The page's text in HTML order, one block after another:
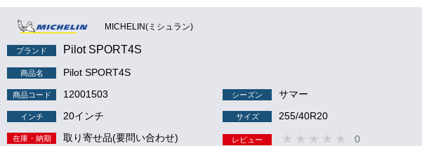
MICHELIN(ミシュラン)
ブランド Pilot SPORT4S
商品名 Pilot SPORT4S
商品コード 12001503 シーズン サマー
インチ 20インチ サイズ 255/40R20
在庫・納期 取り寄せ品(要問い合わせ) レビュー 0